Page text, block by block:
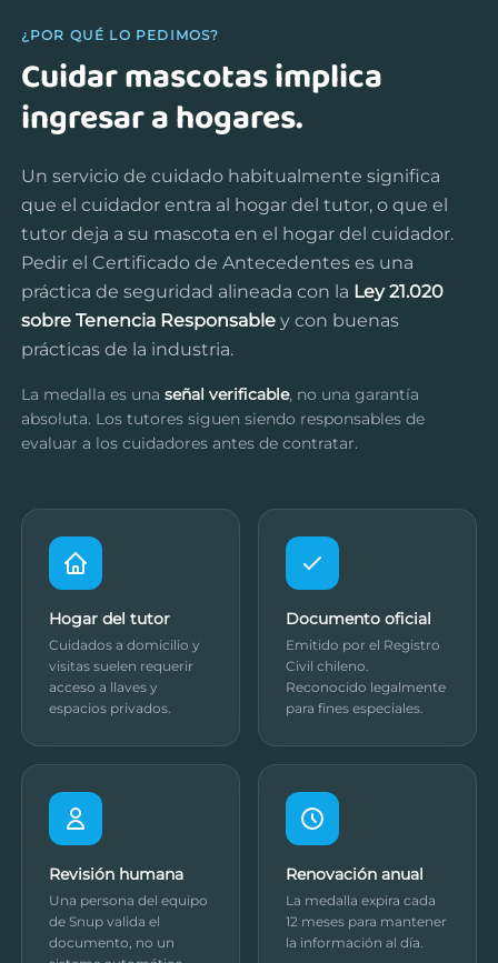
¿POR QUÉ LO PEDIMOS?
Cuidar mascotas implica
ingresar a hogares.
Un servicio de cuidado habitualmente significa
que el cuidador entra al hogar del tutor, o que el
tutor deja a su mascota en el hogar del cuidador.
Pedir el Certificado de Antecedentes es una
práctica de seguridad alineada con la Ley 21.020
sobre Tenencia Responsabley con buenas
prácticas de la industria.
La medalla es una señal verificable, no una garantía
absoluta. Los tutores siguen siendo responsables de
evaluar a los cuidadores antes de contratar.
Hogar del tutor
Cuidados a domicilio y
visitas suelen requerir
acceso a llaves y
espacios privados.
Documento oficial
Emitido por el Registro
Civil chileno.
Reconocido legalmente
para fines especiales.
Revisión humana
Una persona del equipo
de Snup valida el
documento, no un
Renovación anual
La medalla expira cada
12 meses para mantener
la información al día.